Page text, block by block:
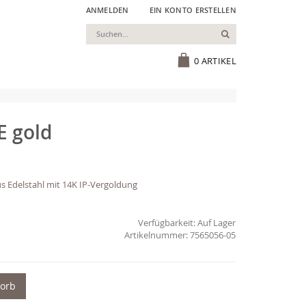
ANMELDEN EIN KONTO ERSTELLEN
0 ARTIKEL
Suchen
gold
Edelstahl mit 14K IP-Vergoldung
Verfügbarkeit:Auf Lager
7565056-05